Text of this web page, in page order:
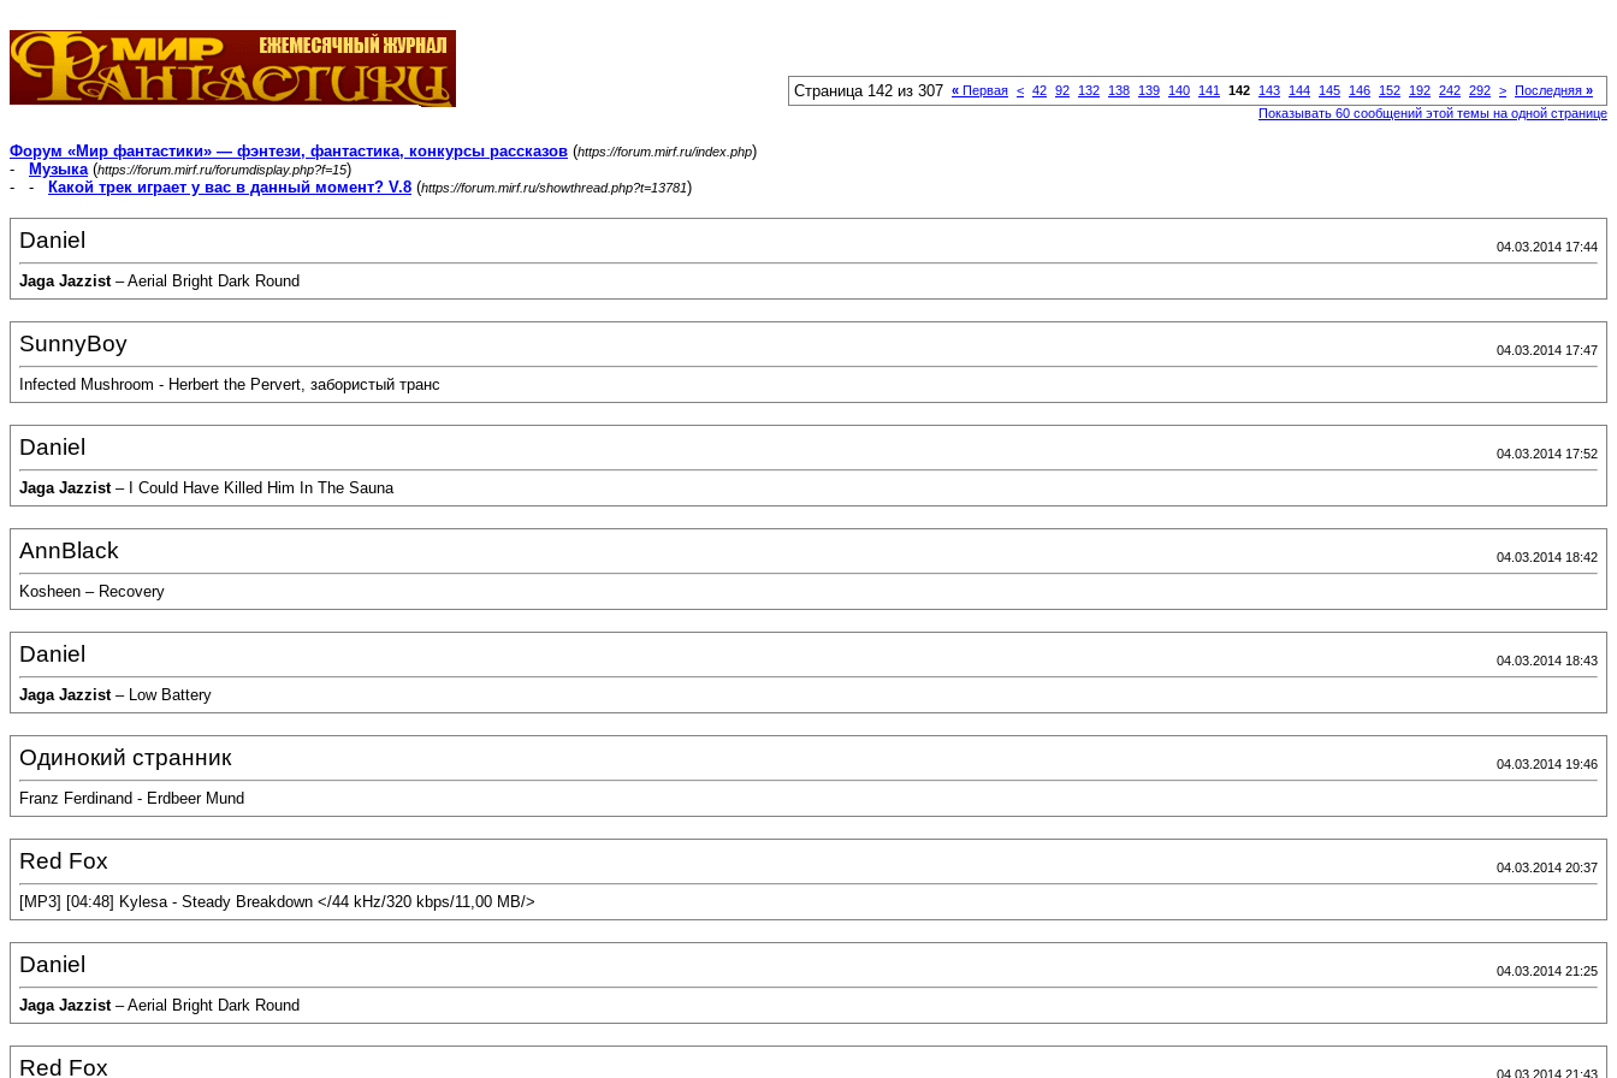
Страница 142 из 307 « Первая < 42 92 132 138 139 140 141 142 143 144 145 146 152 192 242 292 > Последняя »
Показывать 60 сообщений этой темы на одной странице
Форум «Мир фантастики» — фэнтези, фантастика, конкурсы рассказов (https://forum.mirf.ru/index.php)
-
Музыка(https://forum.mirf.ru/forumdisplay.php?f=15)
- -
Какой трек играет у вас в данный момент? V.8 (https://forum.mirf.ru/showthread.php?t=13781)
Daniel 04.03.2014 17:44
Jaga Jazzist– Aerial Bright Dark Round
SunnyBоy 04.03.2014 17:47
Infected Mushroom - Herbert the Pervert, забористый транс
Daniel 04.03.2014 17:52
Jaga Jazzist– I Could Have Killed Him In The Sauna
AnnBlack 04.03.2014 18:42
Kosheen – Recovery
Daniel 04.03.2014 18:43
Jaga Jazzist– Low Battery
Одинокий странник 04.03.2014 19:46
Franz Ferdinand - Erdbeer Mund
Red Fox 04.03.2014 20:37
[MP3] [04:48] Kylesa - Steady Breakdown </44 kHz/320 kbps/11,00 MB/>
Daniel 04.03.2014 21:25
Jaga Jazzist– Aerial Bright Dark Round
Red Fox 04.03.2014 21:43